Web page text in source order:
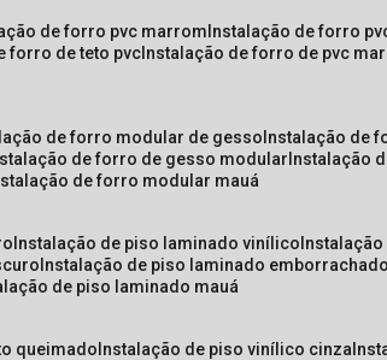
de forro pvc marrom instalação de forro
forro de teto pvc instalação de forro de pvc
de forro modular de gesso instalação de
de forro de gesso modular instalação
de forro modular mauá
instalação de piso laminado vinílico
instalação de piso laminado emborrachado
de piso laminado mauá
queimado instalação de piso vinílico cinza